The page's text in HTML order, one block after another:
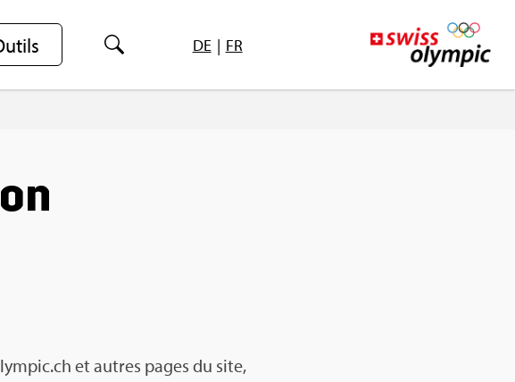
DE | FR
et autres pages du site,